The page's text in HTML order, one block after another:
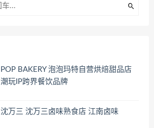
POP BAKERY 泡泡玛特自营烘焙甜品店
潮玩IP跨界餐饮品牌
沈万三 沈万三卤味熟食店 江南卤味